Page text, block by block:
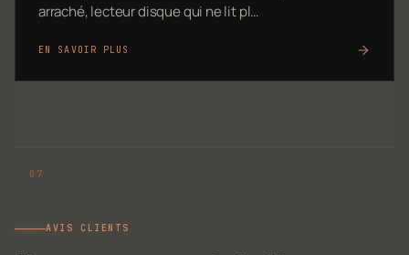
arraché, lecteur disque qui ne lit pl…
EN SAVOIR PLUS
AVIS CLIENTS